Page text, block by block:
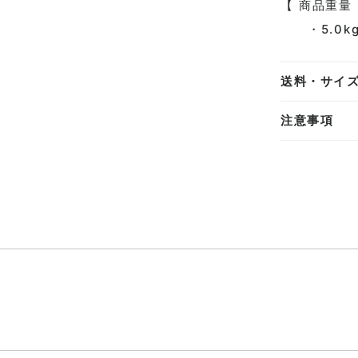
【 商品重量
・5.0kg/
送料・サイ
注意事項